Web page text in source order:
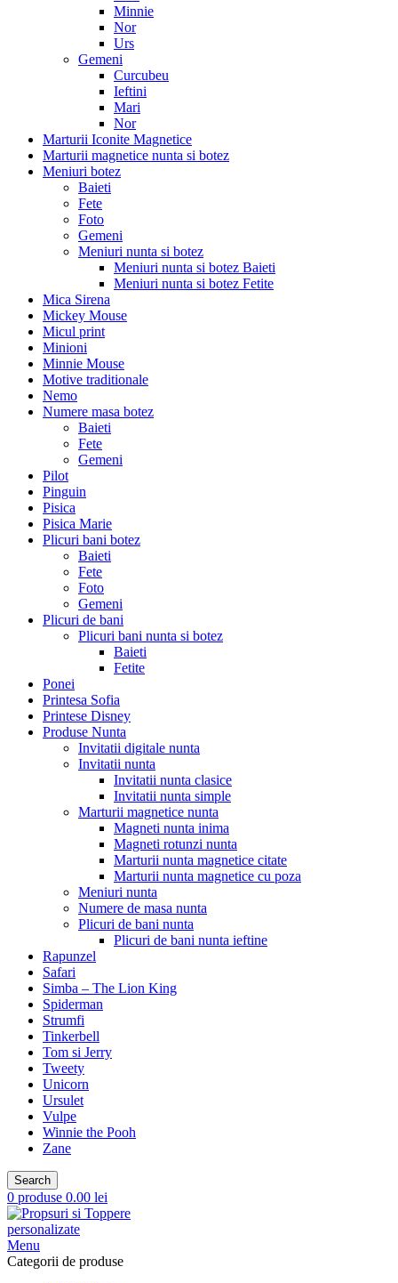
Minnie
Nor
Urs
Gemeni
Curcubeu
Ieftini
Mari
Nor
Marturii Iconite Magnetice
Marturii magnetice nunta si botez
Meniuri botez
Baieti
Fete
Foto
Gemeni
Meniuri nunta si botez
Meniuri nunta si botez Baieti
Meniuri nunta si botez Fetite
Mica Sirena
Mickey Mouse
Micul print
Minioni
Minnie Mouse
Motive traditionale
Nemo
Numere masa botez
Baieti
Fete
Gemeni
Pilot
Pinguin
Pisica
Pisica Marie
Plicuri bani botez
Baieti
Fete
Foto
Gemeni
Plicuri de bani
Plicuri bani nunta si botez
Baieti
Fetite
Ponei
Printesa Sofia
Printese Disney
Produse Nunta
Invitatii digitale nunta
Invitatii nunta
Invitatii nunta clasice
Invitatii nunta simple
Marturii magnetice nunta
Magneti nunta inima
Magneti rotunzi nunta
Marturii nunta magnetice citate
Marturii nunta magnetice cu poza
Meniuri nunta
Numere de masa nunta
Plicuri de bani nunta
Plicuri de bani nunta ieftine
Rapunzel
Safari
Simba – The Lion King
Spiderman
Strumfi
Tinkerbell
Tom si Jerry
Tweety
Unicorn
Ursulet
Vulpe
Winnie the Pooh
Zane
Search
0 produse 0.00 lei
Menu
Categorii de produse